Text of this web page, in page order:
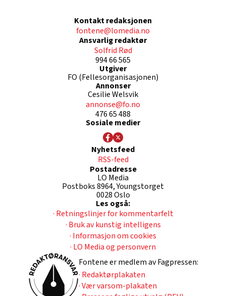
Kontakt redaksjonen
fontene@lomedia.no
Ansvarlig redaktør
Solfrid Rød
994 66 565
Utgiver
FO (Fellesorganisasjonen)
Annonser
Cesilie Welsvik
annonse@fo.no
476 65 488
Sosiale medier
Nyhetsfeed
RSS-feed
Postadresse
LO Media
Postboks 8964, Youngstorget
0028 Oslo
Les også:
· Retningslinjer for kommentarfelt
· Bruk av kunstig intelligens
· Informasjon om cookies
· LO Media og personvern
Fontene er medlem av Fagpressen:
· Redaktørplakaten
· Vær varsom-plakaten